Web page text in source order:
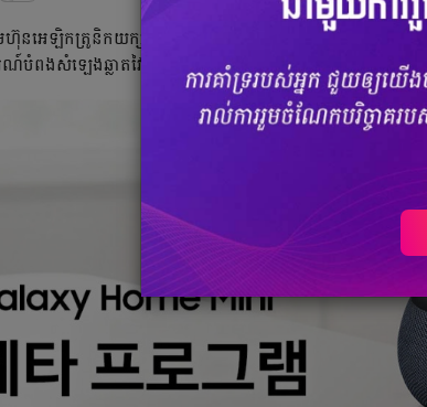
មហ៊ុនអេឡិកត្រូនិកយក្សមួយ របស់ប្រទេសកូរ៉េខាងត្បូង ដែលយើងធ្លា
បំពងសំឡេងឆ្លាតវៃ ដែលភ្ជាប់មកជាមួយប្រព័ន្ធបញ្ជាដោយសំឡេង